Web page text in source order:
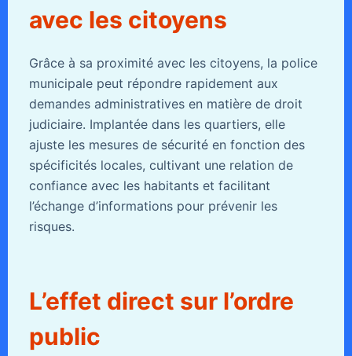
avec les citoyens
Grâce à sa proximité avec les citoyens, la police
municipale peut répondre rapidement aux
demandes administratives en matière de droit
judiciaire. Implantée dans les quartiers, elle
ajuste les mesures de sécurité en fonction des
spécificités locales, cultivant une relation de
confiance avec les habitants et facilitant
l’échange d’informations pour prévenir les
risques.
L’effet direct sur l’ordre
public